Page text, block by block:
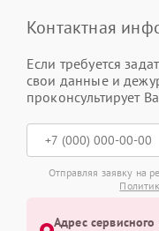
Контактная
Если требуется
свои данные и
проконсультирует
Отправляя заявку на
Адрес